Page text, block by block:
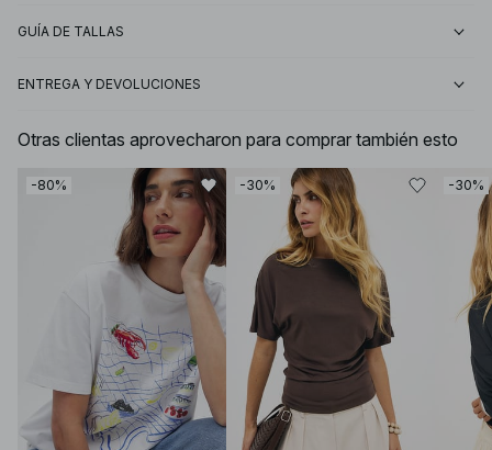
GUÍA DE TALLAS
ENTREGA Y DEVOLUCIONES
Otras clientas aprovecharon para comprar también esto
-80% -30% -30%